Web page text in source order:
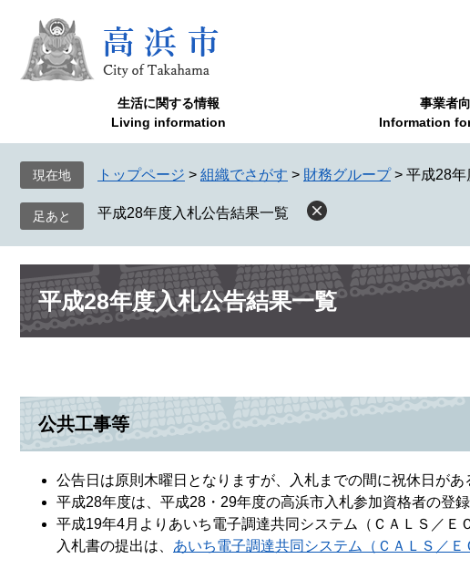
で
ば
へ
生活に関する情報
Living information
事業者
Information
現在地 トップページ > 組織でさがす > 財務グループ > 平成28年
平成28年度入札公告結果一覧
本
文 平成28年度入札公告結果一覧
公共工事等
公告日は原則木曜日となりますが、入札までの間に祝休日があ
平成28年度は、平成28・29年度の高浜市入札参加資格者の登録
平成19年4月よりあいち電子調達共同システム（ＣＡＬＳ／Ｅ
入札書の提出は、 あいち電子調達共同システム（ＣＡＬＳ／Ｅ